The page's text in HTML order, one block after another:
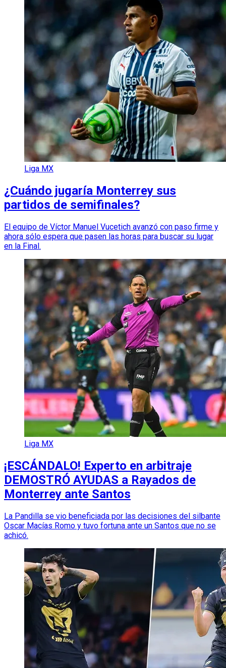
Liga MX
¿Cuándo jugaría Monterrey sus
partidos de semifinales?
El equipo de Víctor Manuel Vucetich avanzó con paso firme y
ahora sólo espera que pasen las horas para buscar su lugar
en la Final.
Liga MX
¡ESCÁNDALO! Experto en arbitraje
DEMOSTRÓ AYUDAS a Rayados de
Monterrey ante Santos
La Pandilla se vio beneficiada por las decisiones del silbante
Oscar Macías Romo y tuvo fortuna ante un Santos que no se
achicó.